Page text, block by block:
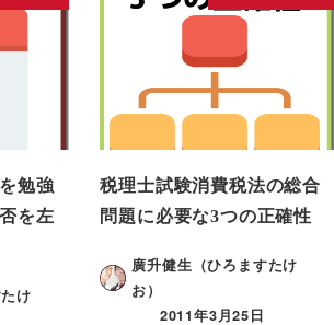
勉強
を左
け
税理士試験消費税法の総合
問題に必要な3つの正確性
廣升健生（ひろますたけ
お）
2011年3月25日